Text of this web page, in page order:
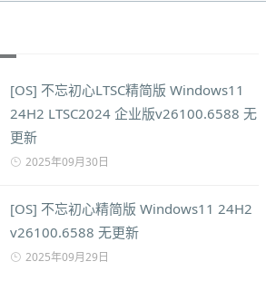
[OS] 不忘初心LTSC精简版 Windows11
24H2 LTSC2024 企业版v26100.6588 无
更新
2025年09月30日
[OS] 不忘初心精简版 Windows11 24H2
v26100.6588 无更新
2025年09月29日